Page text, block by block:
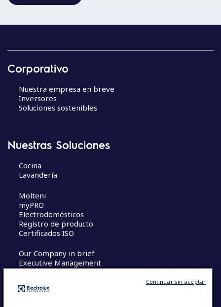
Corporativo
Nuestra empresa en breve
Inversores
Soluciones sostenibles
Nuestras Soluciones
Cocina
Lavandería
Molteni
myPRO
Electrodomésticos
Registro de producto
Certificados ISO
Our Company in brief
Executive Management
Oportunidades Profesionales
Términos y Condiciones
Continuar sin aceptar